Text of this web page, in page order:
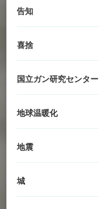
告知
喜捨
国立ガン研究センター
地球温暖化
地震
城